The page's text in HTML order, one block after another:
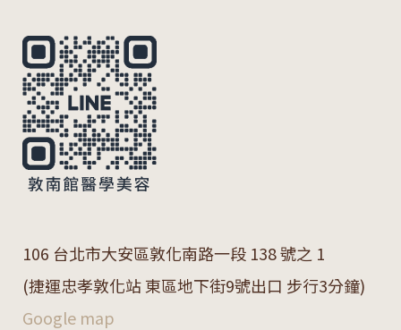
106 台北市大安區敦化南路一段 138 號之 1
(捷運忠孝敦化站 東區地下街9號出口 步行3分鐘)
Google map